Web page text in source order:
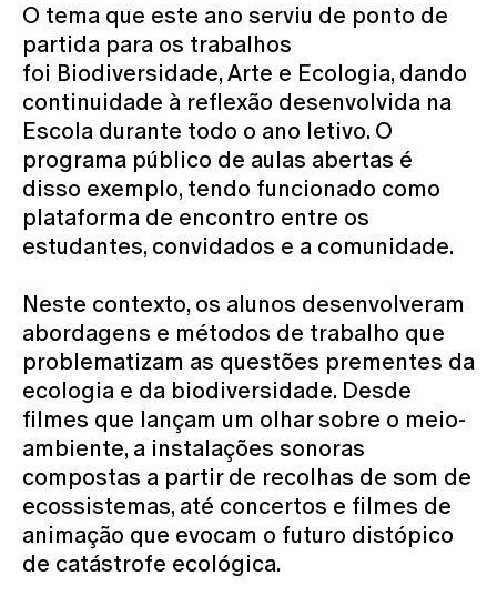
O tema que este ano serviu de ponto de
partida para os trabalhos
foi Biodiversidade, Arte e Ecologia, dando
continuidade à reflexão desenvolvida na
Escola durante todo o ano letivo. O
programa público de aulas abertas é
disso exemplo, tendo funcionado como
plataforma de encontro entre os
estudantes, convidados e a comunidade.
Neste contexto, os alunos desenvolveram
abordagens e métodos de trabalho que
problematizam as questões prementes da
ecologia e da biodiversidade. Desde
filmes que lançam um olhar sobre o meio-
ambiente, a instalações sonoras
compostas a partir de recolhas de som de
ecossistemas, até concertos e filmes de
animação que evocam o futuro distópico
de catástrofe ecológica.